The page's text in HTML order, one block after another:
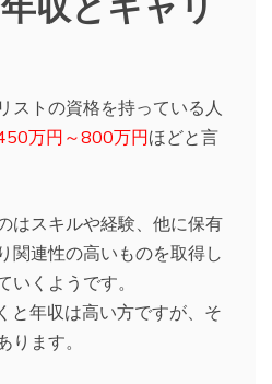
ストの資格を持っている人
万円～800万円ほどと言
はスキルや経験、他に保有
関連性の高いものを取得し
いくようです。
と年収は高い方ですが、そ
ります。